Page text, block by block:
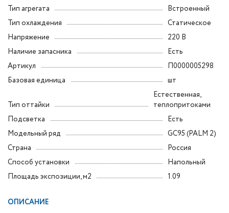
Тип агрегата
Встроенный
Тип охлаждения
Статическое
Напряжение
220 В
Наличие запасника
Есть
Артикул
П0000005298
Базовая единица
шт
Тип оттайки
Естественная,
теплопритоками
Подсветка
Есть
Модельный ряд
GC95 (PALM 2)
Страна
Россия
Способ установки
Напольный
Площадь экспозиции, м2
1.09
ОПИСАНИЕ